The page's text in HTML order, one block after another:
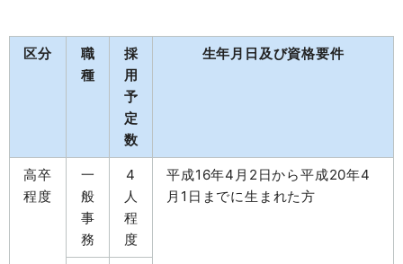
区分
職
種
採
用
予
定
数
生年月日及び資格要件
高卒
程度
一
般
事
務
4
人
程
度
平成16年4月2日から平成20年4
月1日までに生まれた方